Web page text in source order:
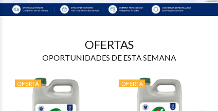
OFERTAS
OPORTUNIDADES DE ESTA SEMANA
OFERTA OFERTA